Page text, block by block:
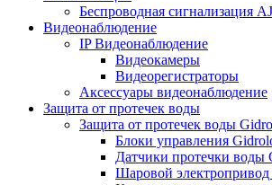
Беспроводная сигнализация
Видеонаблюдение
IP Видеонаблюдение
Видеокамеры
Видеорегистраторы
Аксессуары видеонаблюдение
Защита от протечек воды
Защита от протечек воды
Блоки управления
Датчики протечки воды
Шаровой